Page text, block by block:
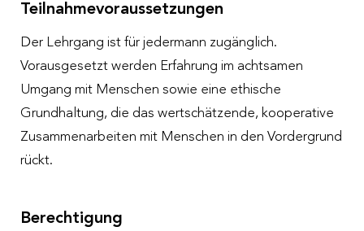
Teilnahmevoraussetzungen
Der Lehrgang ist für jedermann zugänglich.
Vorausgesetzt werden Erfahrung im achtsamen
Umgang mit Menschen sowie eine ethische
Grundhaltung, die das wertschätzende, kooperative
Zusammenarbeiten mit Menschen in den Vordergrund
rückt.
Berechtigung